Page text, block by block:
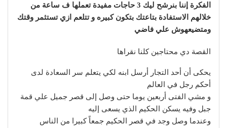
الفكرة إننا بنرشح ليك 3 حاجات مفيدة تعملها ف ساعة من
خلالهم الاستفادة بتاعتك بتكون كبيره و تتلعم ازي تستثمر وقتك
ومتضيعهوش علي فاضي
القصة دي محتاجين كلنا نقراها
يحكى أن أحد التجار أرسل ابنه لكي يتعلم سر السعادة لدى
أحكم رجل في العالم
و مشي الفتى أربعين يوما حتى وصل إلى قصر جميل علي قمة
جبل وفيه يسكن الحكيم الذي يسعى إليه
وعندما وصل وجد في قصر الحكيم جمعاً كبيرا من الناس